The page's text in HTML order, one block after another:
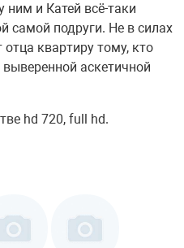
и Катей всё-таки
самой подруги. Не в силах
квартиру тому, кто
аскетичной
hd 720, full hd.